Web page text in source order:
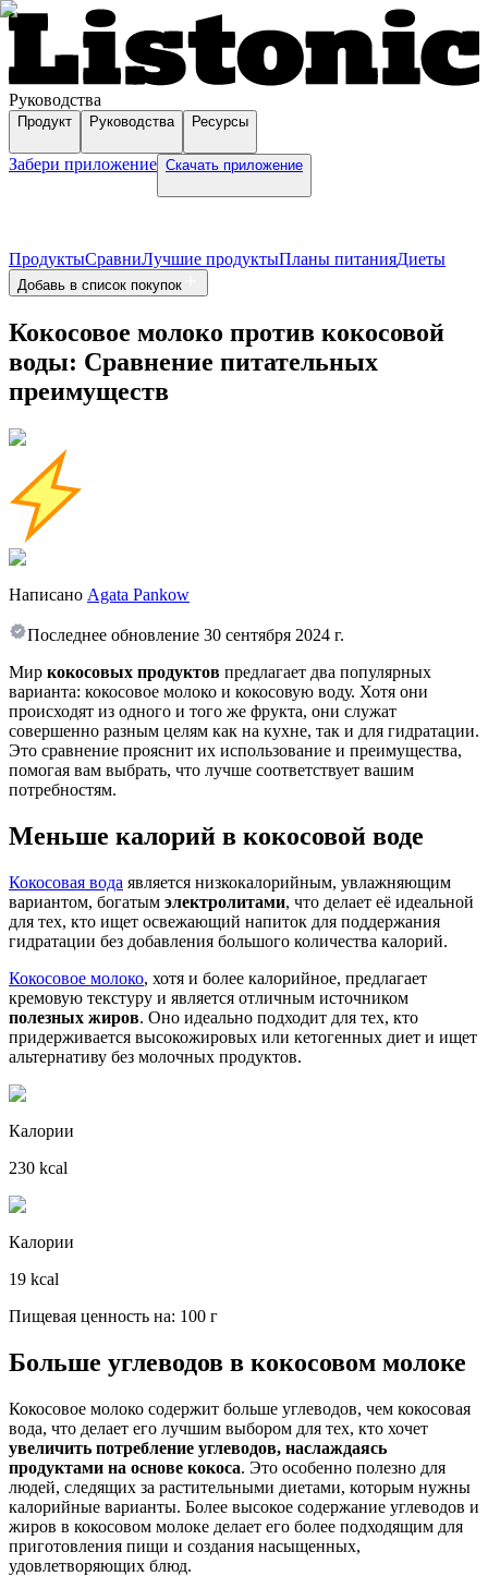
Руководства
Продукт Руководства Ресурсы
Забери приложение Скачать приложение
ПродуктыСравниЛучшие продуктыПланы питанияДиеты
Добавь в список покупок
Кокосовое молоко против кокосовой
воды: Сравнение питательных
преимуществ
Написано Agata Pankow
Последнее обновление 30 сентября 2024 г.
Мир кокосовых продуктов предлагает два популярных
варианта: кокосовое молоко и кокосовую воду. Хотя они
происходят из одного и того же фрукта, они служат
совершенно разным целям как на кухне, так и для гидратации.
Это сравнение прояснит их использование и преимущества,
помогая вам выбрать, что лучше соответствует вашим
потребностям.
Меньше калорий в кокосовой воде
Кокосовая вода является низкокалорийным, увлажняющим
вариантом, богатым электролитами, что делает её идеальной
для тех, кто ищет освежающий напиток для поддержания
гидратации без добавления большого количества калорий.
Кокосовое молоко, хотя и более калорийное, предлагает
кремовую текстуру и является отличным источником
полезных жиров. Оно идеально подходит для тех, кто
придерживается высокожировых или кетогенных диет и ищет
альтернативу без молочных продуктов.
Калории
230 kcal
Калории
19 kcal
Пищевая ценность на: 100 г
Больше углеводов в кокосовом молоке
Кокосовое молоко содержит больше углеводов, чем кокосовая
вода, что делает его лучшим выбором для тех, кто хочет
увеличить потребление углеводов, наслаждаясь
продуктами на основе кокоса. Это особенно полезно для
людей, следящих за растительными диетами, которым нужны
калорийные варианты. Более высокое содержание углеводов и
жиров в кокосовом молоке делает его более подходящим для
приготовления пищи и создания насыщенных,
удовлетворяющих блюд.